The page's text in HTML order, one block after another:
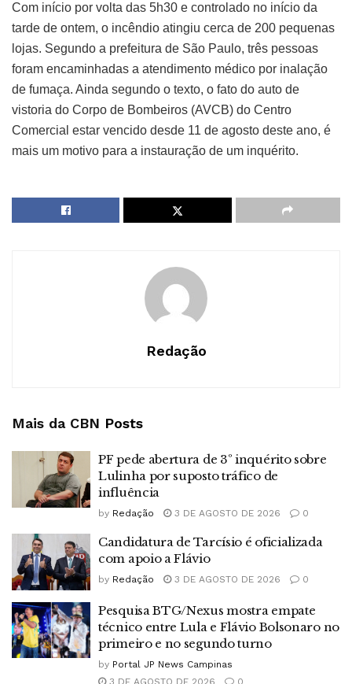
Com início por volta das 5h30 e controlado no início da
tarde de ontem, o incêndio atingiu cerca de 200 pequenas
lojas. Segundo a prefeitura de São Paulo, três pessoas
foram encaminhadas a atendimento médico por inalação
de fumaça. Ainda segundo o texto, o fato do auto de
vistoria do Corpo de Bombeiros (AVCB) do Centro
Comercial estar vencido desde 11 de agosto deste ano, é
mais um motivo para a instauração de um inquérito.
Redação
Mais da CBN Posts
PF pede abertura de 3º inquérito sobre
Lulinha por suposto tráfico de
influência
by Redação 3 DE AGOSTO DE 2026 0
Candidatura de Tarcísio é oficializada
com apoio a Flávio
by Redação 3 DE AGOSTO DE 2026 0
Pesquisa BTG/Nexus mostra empate
técnico entre Lula e Flávio Bolsonaro no
primeiro e no segundo turno
by Portal JP News Campinas
3 DE AGOSTO DE 2026
0